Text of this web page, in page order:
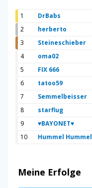
1 DrBabs
2
herberto
3
Steineschieber
4
oma02
5
FIX 666
6
tatoo59
7
Semmelbeisser
8
starflug
9
♥BAYONET♥
10
Hummel Hummel
Meine Erfolge